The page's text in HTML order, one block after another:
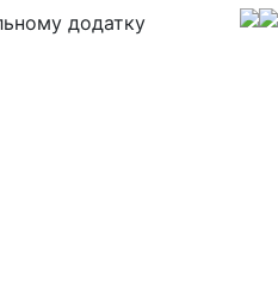
додатку